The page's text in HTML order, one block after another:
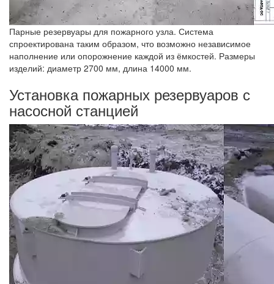
Парные резервуары для пожарного узла. Система
спроектирована таким образом, что возможно независимое
наполнение или опорожнение каждой из ёмкостей. Размеры
изделий: диаметр 2700 мм, длина 14000 мм.
Установка пожарных резервуаров с
насосной станцией